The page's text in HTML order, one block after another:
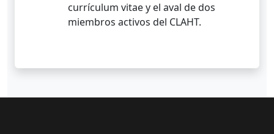
currículum vitae y el aval de dos
miembros activos del CLAHT.